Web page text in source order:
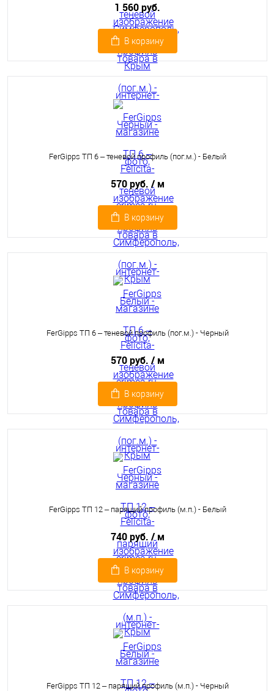
1 560 руб.
В корзину
FerGipps ТП 6 – теневой профиль (пог.м.) - Белый
570 руб. / м
В корзину
FerGipps ТП 6 – теневой профиль (пог.м.) - Черный
570 руб. / м
В корзину
FerGipps ТП 12 – парящий профиль (м.п.) - Белый
740 руб. / м
В корзину
FerGipps ТП 12 – парящий профиль (м.п.) - Черный